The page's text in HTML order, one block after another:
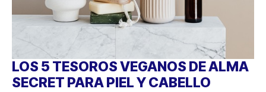
LOS 5 TESOROS VEGANOS DE ALMA
SECRET PARA PIEL Y CABELLO